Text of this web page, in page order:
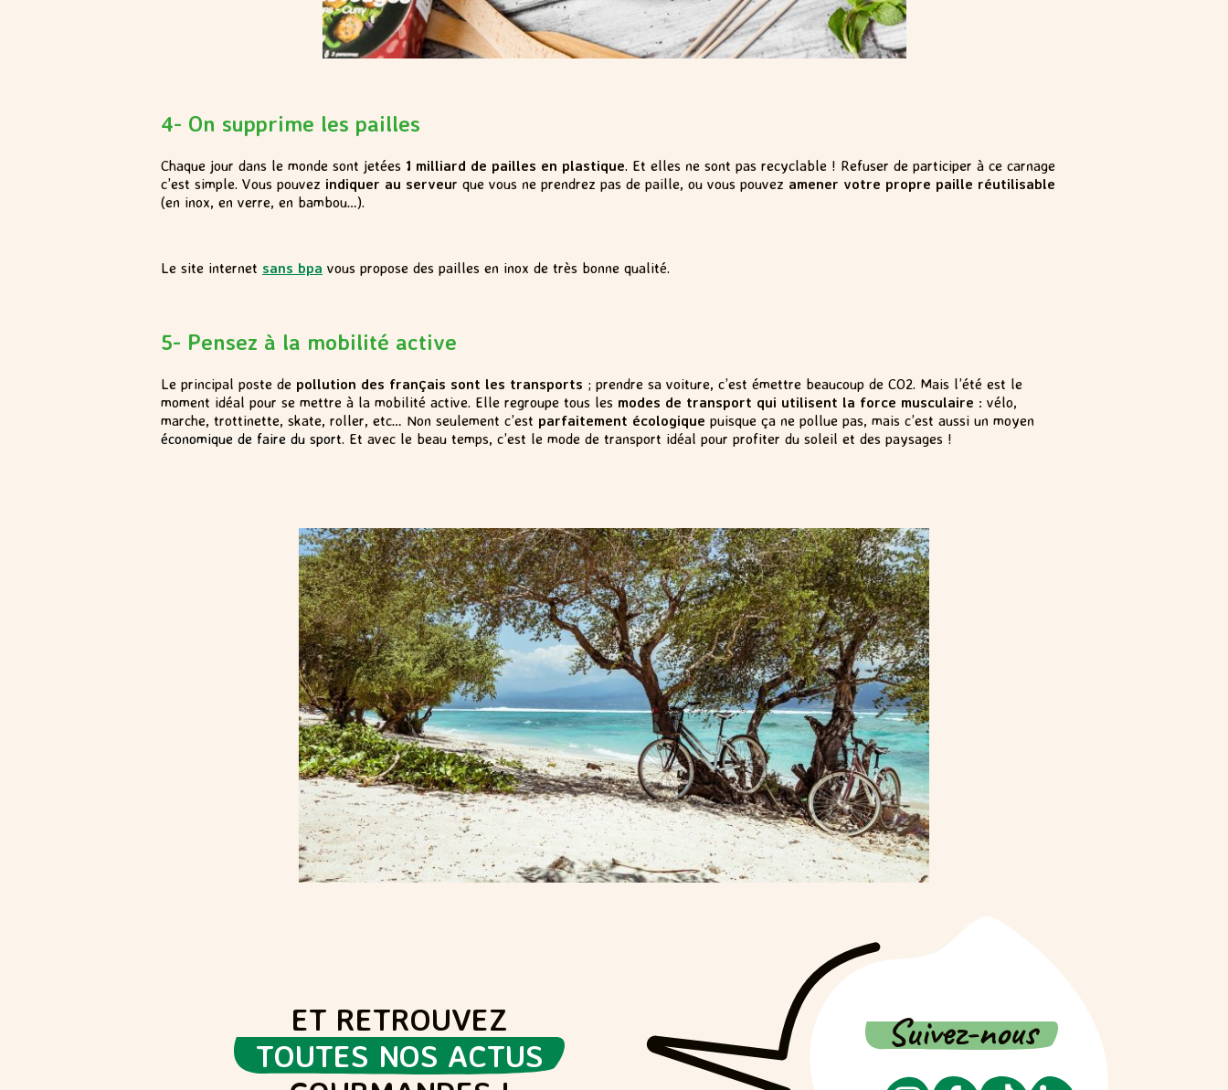
4- On supprime les pailles
Chaque jour dans le monde sont jetées 1 milliard de pailles en plastique. Et elles ne sont pas recyclable ! Refuser de participer à ce carnage
c’est simple. Vous pouvez indiquer au serveur que vous ne prendrez pas de paille, ou vous pouvez amener votre propre paille réutilisable
(en inox, en verre, en bambou…).
Le site internet sans bpa vous propose des pailles en inox de très bonne qualité.
5- Pensez à la mobilité active
Le principal poste de pollution des français sont les transports ; prendre sa voiture, c’est émettre beaucoup de CO2. Mais l’été est le
moment idéal pour se mettre à la mobilité active. Elle regroupe tous les modes de transport qui utilisent la force musculaire : vélo,
marche, trottinette, skate, roller, etc… Non seulement c’est parfaitement écologique puisque ça ne pollue pas, mais c’est aussi un moyen
économique de faire du sport. Et avec le beau temps, c’est le mode de transport idéal pour profiter du soleil et des paysages !
ET RETROUVEZ
TOUTES NOS ACTUS
Suivez-nous